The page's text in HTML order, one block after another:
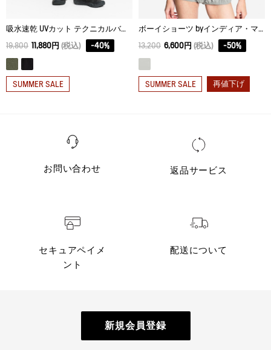
吸水速乾 UVカット テクニカルバミューダショーツ
19,800 11,880円 (税込) -40%
SUMMER SALE
ボーイショーツ byインディア・マダヴィ
13,200 6,600円 (税込) -50%
SUMMER SALE 再値下げ
お問い合わせ 返品サービス
セキュアペイメ
ント
配送について
新規会員登録